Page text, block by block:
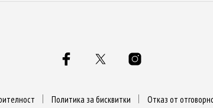
Политика за бисквитки Отказ от